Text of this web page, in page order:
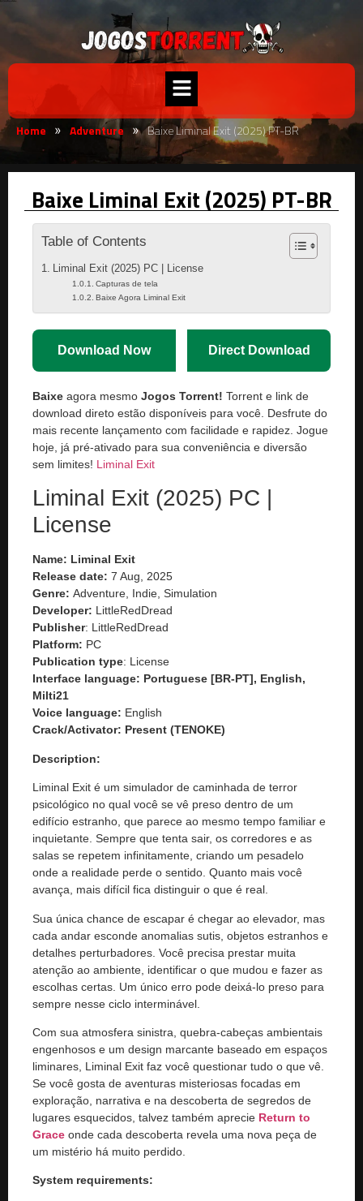
Home » Adventure » Baixe Liminal Exit (2025) PT-BR
Baixe Liminal Exit (2025) PT-BR
Table of Contents
Liminal Exit (2025) PC | License
Capturas de tela
Baixe Agora Liminal Exit
Download Now Direct Download
Baixe agora mesmo Jogos Torrent! Torrent e link de
download direto estão disponíveis para você. Desfrute do
mais recente lançamento com facilidade e rapidez. Jogue
hoje, já pré-ativado para sua conveniência e diversão
sem limites! Liminal Exit
Liminal Exit (2025) PC |
License
Name: Liminal Exit
Release date: 7 Aug, 2025
Genre: Adventure, Indie, Simulation
Developer: LittleRedDread
Publisher: LittleRedDread
Platform: PC
Publication type: License
Interface language: Portuguese [BR-PT], English,
Milti21
Voice language: English
Crack/Activator: Present (TENOKE)
Description:
Liminal Exit é um simulador de caminhada de terror
psicológico no qual você se vê preso dentro de um
edifício estranho, que parece ao mesmo tempo familiar e
inquietante. Sempre que tenta sair, os corredores e as
salas se repetem infinitamente, criando um pesadelo
onde a realidade perde o sentido. Quanto mais você
avança, mais difícil fica distinguir o que é real.
Sua única chance de escapar é chegar ao elevador, mas
cada andar esconde anomalias sutis, objetos estranhos e
detalhes perturbadores. Você precisa prestar muita
atenção ao ambiente, identificar o que mudou e fazer as
escolhas certas. Um único erro pode deixá-lo preso para
sempre nesse ciclo interminável.
Com sua atmosfera sinistra, quebra-cabeças ambientais
engenhosos e um design marcante baseado em espaços
liminares, Liminal Exit faz você questionar tudo o que vê.
Se você gosta de aventuras misteriosas focadas em
exploração, narrativa e na descoberta de segredos de
lugares esquecidos, talvez também aprecie Return to
Grace onde cada descoberta revela uma nova peça de
um mistério há muito perdido.
System requirements: